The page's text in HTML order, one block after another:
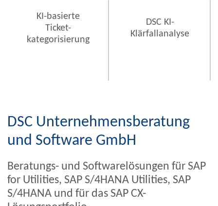
KI-basierte
Ticket-
kategorisierung
DSC KI-
Klärfallanalyse
DSC Unternehmens­beratung
und Software GmbH
Beratungs- und Softwarelösungen für SAP
for Utilities, SAP S/4HANA Utilities, SAP
S/4HANA und für das SAP CX-